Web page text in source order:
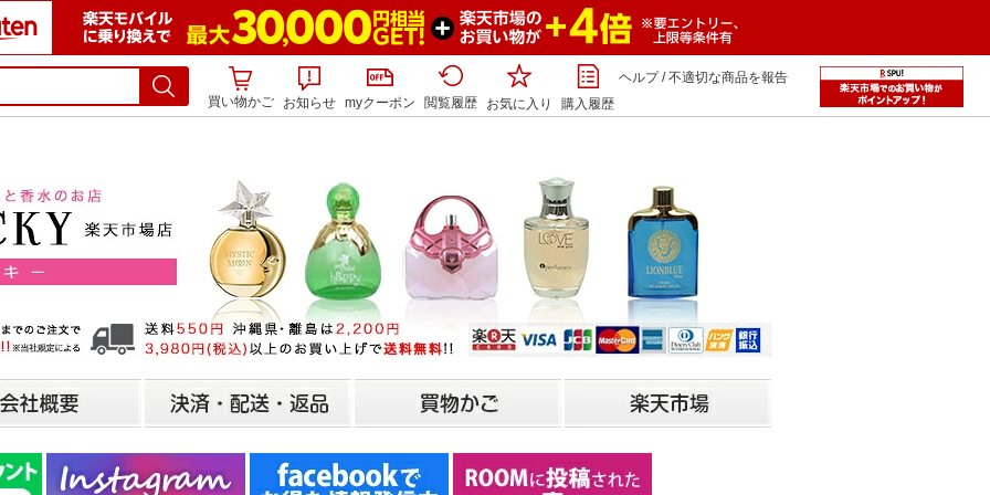
買い物かご お知らせ myクーポン 閲覧履歴 お気に入り 購入履歴
ヘルプ/不適切な商品を報告